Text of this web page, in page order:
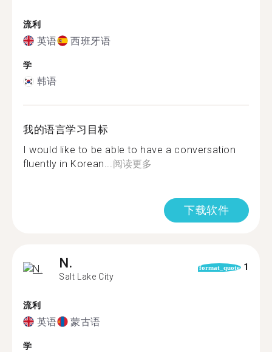
流利
英语 西班牙语
学
韩语
我的语言学习目标
I would like to be able to have a conversation
fluently in Korean...阅读更多
下载软件
N.
Salt Lake City
format_quote 1
流利
英语 蒙古语
学